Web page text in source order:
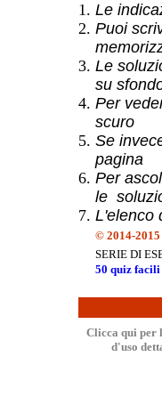
Le
Puoi
Le
su
Per
scuro
Se
pagina
Per
le
L'elenco
© 2014-
SERIE DI
50 quiz
Clicca qui per
d'uso